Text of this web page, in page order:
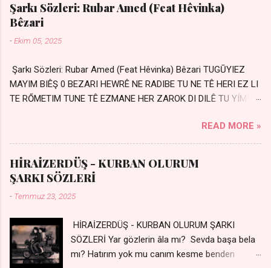
Şarkı Sözleri: Rubar Amed (Feat Hêvinka)
Bêzari
-Ekim 05, 2025
Şarkı Sözleri: Rubar Amed (Feat Hêvinka) Bêzari TUGŪYIEZ
MAYIM BIÊŞ 0 BEZARI HEWRÊ NE RADIBE TU NE TÊ HERI EZ LI
TE RŐMETIM TUNE TÊ EZMANE HER ZAROK DI DILÊ TU YÍMIN
Silinmis yarıda. Hasretin yel gibi Eser yar içimden Bir kıza sevdalı
Yaralı adamım. Sensizlik bir hançer Geceler susmuyor Yaralı
kalbimde Bir sızı durmuyor Tu yi bihare min Ez ji payizim Li
dile şevên min Teng e nefes im Adını sayıklar Uykusuz
geceler Sensiz her sabahım Sessiz ve kederli
READ MORE »
HİRAİZERDÜŞ - KURBAN OLURUM
ŞARKI SÖZLERİ
- Temmuz 23, 2025
HİRAİZERDÜŞ - KURBAN OLURUM ŞARKI
SÖZLERİ Yar gözlerin âla mı? Sevda başa bela
mı? Hatırım yok mu canım kesme benden